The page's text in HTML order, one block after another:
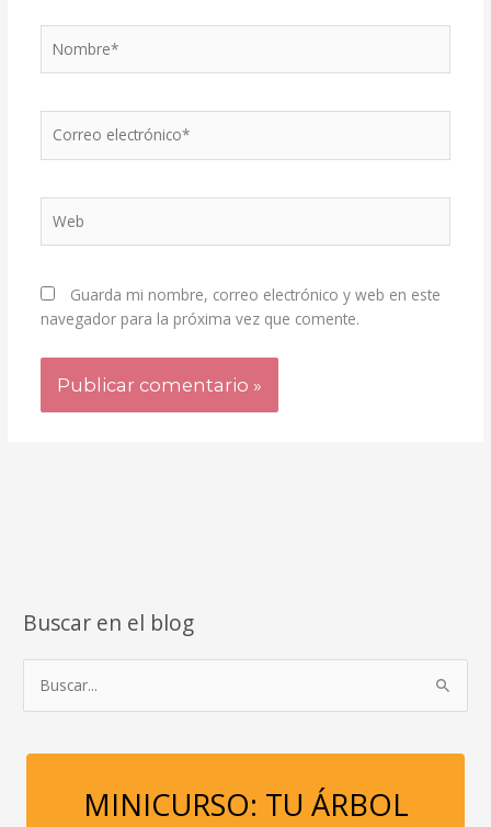
electrónico*
Guarda mi nombre, correo electrónico y web en este
navegador para la próxima vez que comente.
Buscar en el blog
c
MINICURSO: TU ÁRBOL